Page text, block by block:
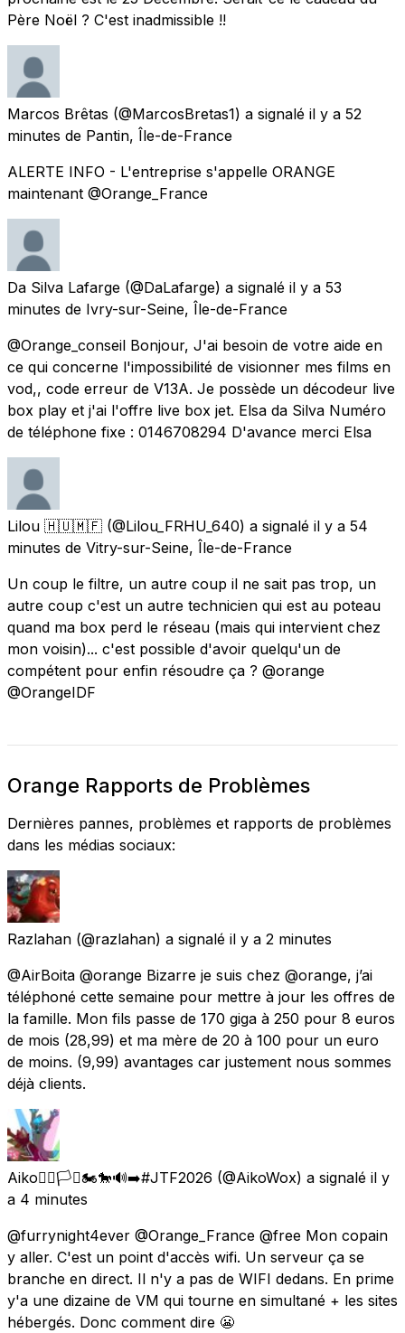
Père Noël ? C'est inadmissible !!
Marcos Brêtas (@MarcosBretas1) a signalé il y a 52
minutes de Pantin, Île-de-France
ALERTE INFO - L'entreprise s'appelle ORANGE
maintenant @Orange_France
Da Silva Lafarge (@DaLafarge) a signalé il y a 53
minutes de Ivry-sur-Seine, Île-de-France
@Orange_conseil Bonjour, J'ai besoin de votre aide en
ce qui concerne l'impossibilité de visionner mes films en
vod,, code erreur de V13A. Je possède un décodeur live
box play et j'ai l'offre live box jet. Elsa da Silva Numéro
de téléphone fixe : 0146708294 D'avance merci Elsa
Lilou 🇭🇺🇲🇫 (@Lilou_FRHU_640) a signalé il y a 54
minutes de Vitry-sur-Seine, Île-de-France
Un coup le filtre, un autre coup il ne sait pas trop, un
autre coup c'est un autre technicien qui est au poteau
quand ma box perd le réseau (mais qui intervient chez
mon voisin)... c'est possible d'avoir quelqu'un de
compétent pour enfin résoudre ça ? @orange
@OrangeIDF
Orange Rapports de Problèmes
Dernières pannes, problèmes et rapports de problèmes
dans les médias sociaux:
Razlahan (@razlahan) a signalé il y a 2 minutes
@AirBoita @orange Bizarre je suis chez @orange, j’ai
téléphoné cette semaine pour mettre à jour les offres de
la famille. Mon fils passe de 170 giga à 250 pour 8 euros
de mois (28,99) et ma mère de 20 à 100 pour un euro
de moins. (9,99) avantages car justement nous sommes
déjà clients.
Aiko🏳️‍🌈🏳️‍⚧️🏍️🐎🔊➡️#JTF2026 (@AikoWox) a signalé il y
a 4 minutes
@furrynight4ever @Orange_France @free Mon copain
y aller. C'est un point d'accès wifi. Un serveur ça se
branche en direct. Il n'y a pas de WIFI dedans. En prime
y'a une dizaine de VM qui tourne en simultané + les sites
hébergés. Donc comment dire 😬